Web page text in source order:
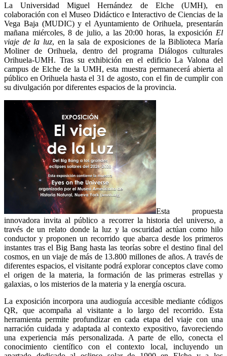
La Universidad Miguel Hernández de Elche (UMH), en
colaboración con el Museo Didáctico e Interactivo de Ciencias de la
Vega Baja (MUDIC) y el Ayuntamiento de Orihuela, presentarán
mañana miércoles, 8 de julio, a las 20:00 horas, la exposición El
viaje de la luz, en la sala de exposiciones de la Biblioteca María
Moliner de Orihuela, dentro del programa Diálogos culturales
Orihuela-UMH. Tras su exhibición en el edificio La Valona del
campus de Elche de la UMH, esta muestra permanecerá abierta al
público en Orihuela hasta el 31 de agosto, con el fin de cumplir con
su divulgación por diferentes espacios de la provincia.
Esta propuesta
innovadora invita al público a recorrer la historia del universo, a
través de un relato donde la luz y la oscuridad actúan como hilo
conductor y proponen un recorrido que abarca desde los primeros
instantes tras el Big Bang hasta las teorías sobre el destino final del
cosmos, en un viaje de más de 13.800 millones de años. A través de
diferentes espacios, el visitante podrá explorar conceptos clave como
el origen de la materia, la formación de las primeras estrellas y
galaxias, o los misterios de la materia y la energía oscura.
La exposición incorpora una audioguía accesible mediante códigos
QR, que acompaña al visitante a lo largo del recorrido. Esta
herramienta permite profundizar en cada etapa del viaje con una
narración cuidada y adaptada al contexto expositivo, favoreciendo
una experiencia más personalizada. A parte de ello, conecta el
conocimiento científico con el contexto local, incluyendo un